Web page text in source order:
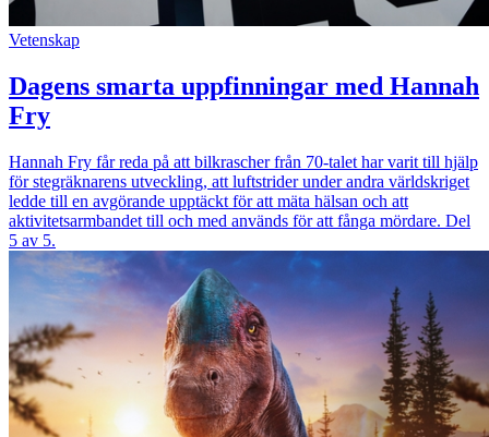
Vetenskap
Dagens smarta uppfinningar med Hannah
Fry
Hannah Fry får reda på att bilkrascher från 70-talet har varit till hjälp
för stegräknarens utveckling, att luftstrider under andra världskriget
ledde till en avgörande upptäckt för att mäta hälsan och att
aktivitetsarmbandet till och med används för att fånga mördare. Del
5 av 5.